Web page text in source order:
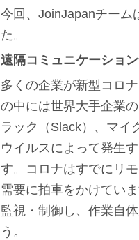
今回、JoinJapanチーム
た。
遠隔コミュニケーショ
多くの企業が新型コロ
の中には世界大手企業
ラック（Slack）、マイ
ウイルスによって発生
す。コロナはすでにリ
需要に拍車をかけてい
監視・制御し、作業自
う。